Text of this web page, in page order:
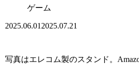
ゲーム
2025.06.01 2025.07.21
写真はエレコム製のスタンド。